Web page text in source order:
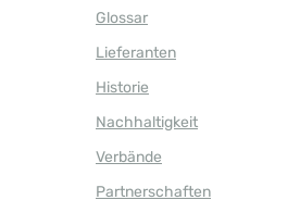
Glossar
Lieferanten
Historie
Nachhaltigkeit
Verbände
Partnerschaften